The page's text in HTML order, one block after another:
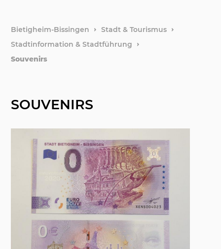
Bietigheim-Bissingen
Stadt & Tourismus
Stadtinformation & Stadtführung
Souvenirs
SOUVENIRS